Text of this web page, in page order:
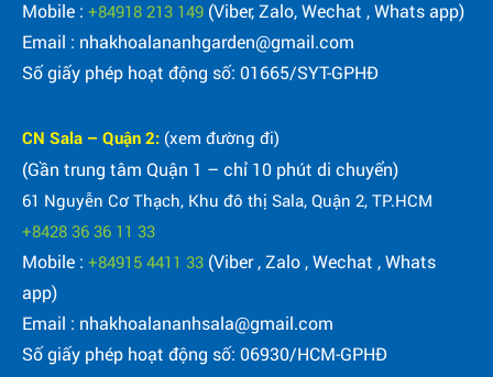
Mobile : +84918 213 149 (Viber, Zalo, Wechat , Whats app)
Email : nhakhoalananhgarden@gmail.com
Số giấy phép hoạt động số: 01665/SYT-GPHĐ
CN Sala – Quận 2: (xem đường đi)
(Gần trung tâm Quận 1 – chỉ 10 phút di chuyển)
61 Nguyễn Cơ Thạch, Khu đô thị Sala, Quận 2, TP.HCM
+8428 36 36 11 33
Mobile : +84915 4411 33 (Viber , Zalo , Wechat , Whats
app)
Email : nhakhoalananhsala@gmail.com
Số giấy phép hoạt động số: 06930/HCM-GPHĐ